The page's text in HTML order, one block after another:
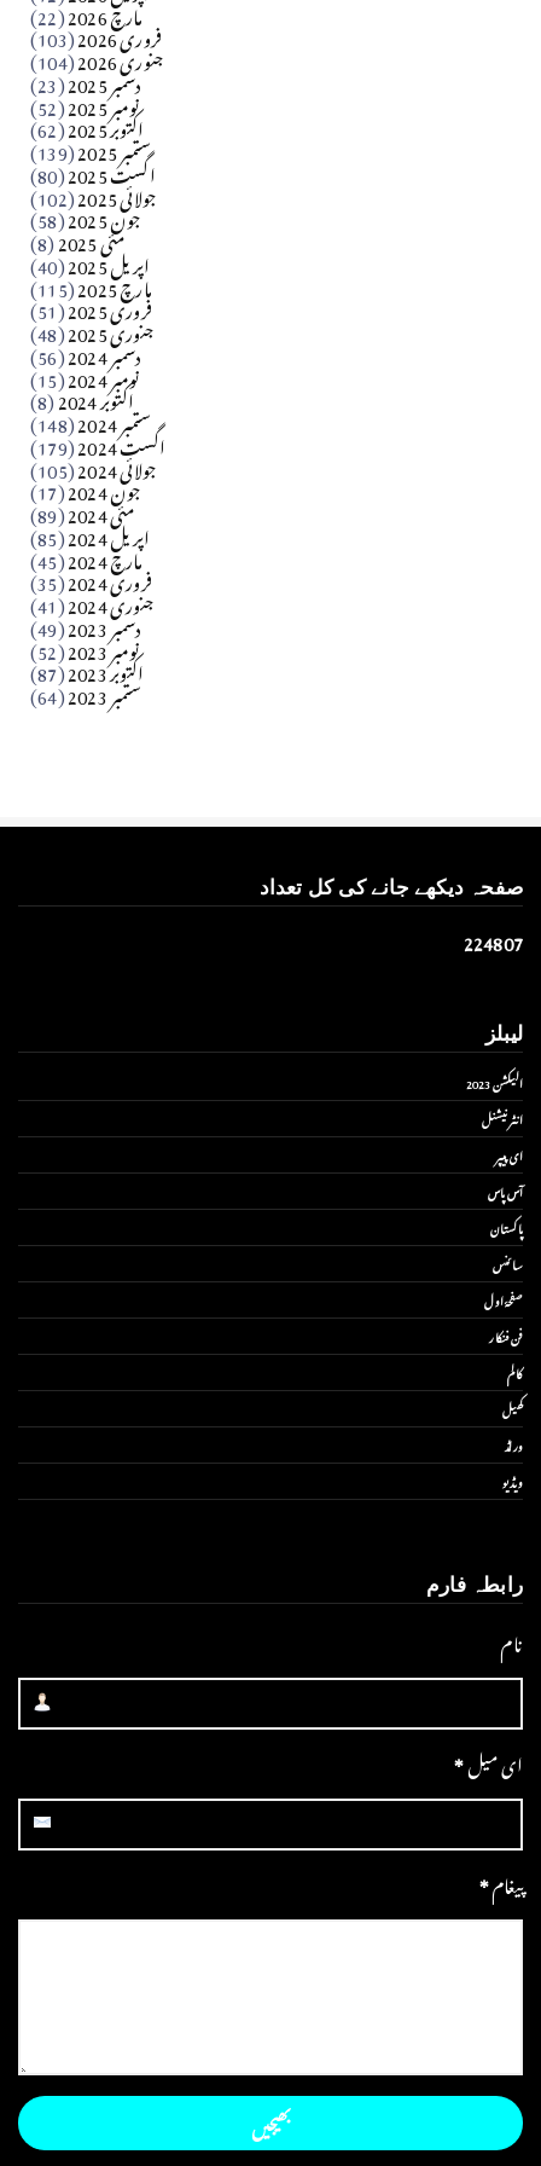
آزاد کشمیر جیسے احتجاج کی ضرورت ہے؟ از،،، ظہیرالدین
مارچ 2026 (22) فروری 2026 (103) جنوری 2026 (104) دسمبر 2025 (23) نومبر 2025 (52) اکتوبر 2025 (62) ستمبر 2025 (139) اگست 2025 (80) جولائی 2025 (102) جون 2025 (58) مئی 2025 (8) اپریل 2025 (40) مارچ 2025 (115) فروری 2025 (51) جنوری 2025 (48) دسمبر 2024 (56) نومبر 2024 (15) اکتوبر 2024 (8) ستمبر 2024 (148) اگست 2024 (179) جولائی 2024 (105) جون 2024 (17) مئی 2024 (89) اپریل 2024 (85) مارچ 2024 (45) فروری 2024 (35) جنوری 2024 (41) دسمبر 2023 (49) نومبر 2023 (52) اکتوبر 2023 (87) ستمبر 2023 (64)
صفحہ دیکھے جانے کی کل تعداد
224807
لیبلز
الیکشن 2023
انٹر نیشنل
ای پیپر
آس پاس
پاکستان
سائنس
صفحۂ اول
فن فنکار
کالم
کھیل
ورلڈ
ویڈیو
رابطہ فارم
نام
ای میل*
پیغام*